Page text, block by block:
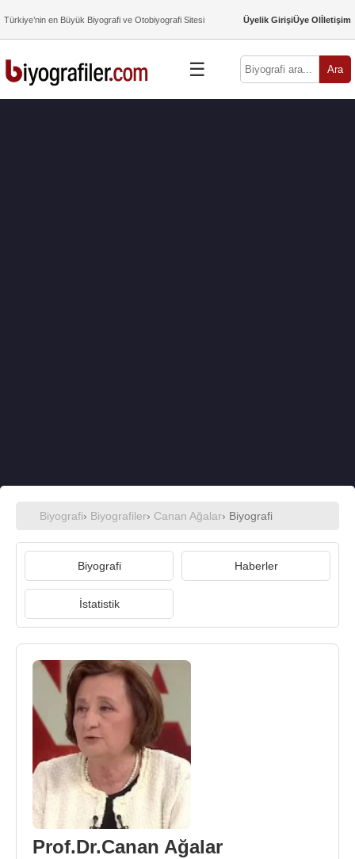
Türkiye’nin en Büyük Biyografi ve Otobiyografi Sitesi Üyelik GirişiÜye Olİletişim
☰ Ara
Biyografi› Biyografiler› Canan Ağalar› Biyografi
Biyografi Haberler
İstatistik
Prof.Dr.Canan Ağalar